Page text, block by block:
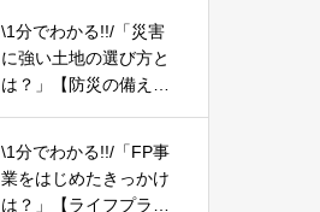
\1分でわかる!!/「災害
に強い土地の選び方と
は？」【防災の備え
\1分でわかる!!/「FP事
業をはじめたきっかけ
は？」【ライフプラン